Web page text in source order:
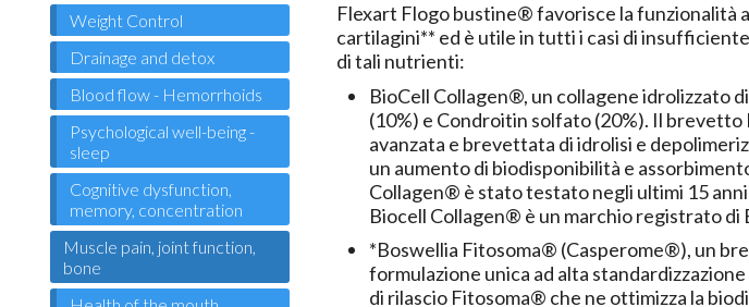
Flexart Flogo bustine® favorisce la funzionalità
cartilagini** ed è utile in tutti i casi di
di tali nutrienti:
BioCell Collagen®, un collagene idrolizzato
(10%) e Condroitin solfato (20%). Il
avanzata e brevettata di idrolisi e
un aumento di biodisponibilità e
Collagen® è stato testato negli ultimi 15
Biocell Collagen® è un marchio registrato di
*Boswellia Fitosoma® (Casperome®), un
formulazione unica ad alta
di rilascio Fitosoma® che ne ottimizza la
Weight Control
Drainage and detox
Blood flow - Hemorrhoids
Psychological well-being -
sleep
Cognitive dysfunction,
memory, concentration
Muscle pain, joint function,
bone